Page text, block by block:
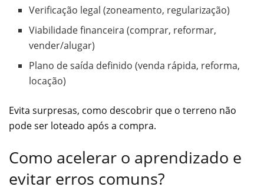
Verificação legal (zoneamento, regularização)
Viabilidade financeira (comprar, reformar,
vender/alugar)
Plano de saída definido (venda rápida, reforma,
locação)
Evita surpresas, como descobrir que o terreno não
pode ser loteado após a compra.
Como acelerar o aprendizado e
evitar erros comuns?